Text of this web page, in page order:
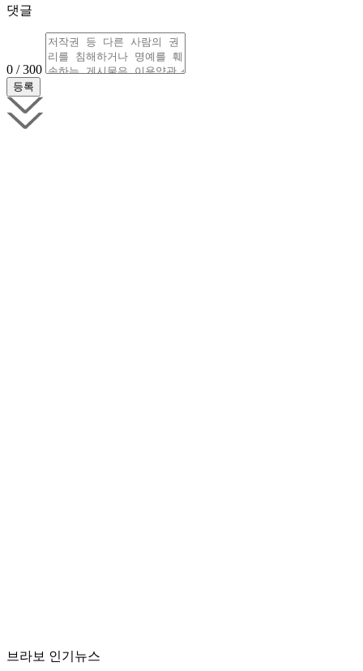
댓글
0 / 300
브라보 인기뉴스